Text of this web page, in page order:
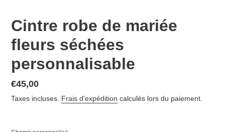
Cintre robe de mariée
fleurs séchées
personnalisable
Prix
normal
€45,00
Taxes incluses. Frais d'expédition calculés lors du paiement.